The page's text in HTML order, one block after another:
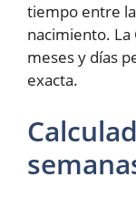
tiempo entre
nacimiento. La
meses y días
exacta.